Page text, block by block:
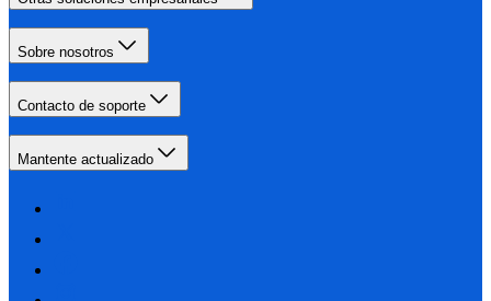
Sobre nosotros
Contacto de soporte
Mantente actualizado